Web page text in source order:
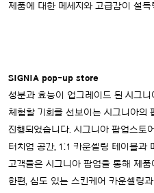
제품에 대한 메세지와 고급감이 설
SIGNIA pop-up store
성분과 효능이 업그레이드 된 시그
체험할 기회를 선보이는 시그니아의
진행되었습니다. 시그니아 팝업스토
터치업 공간, 1:1 카운셀링 테이블과
고객들은 시그니아 팝업을 통해 제
한편, 심도 있는 스킨케어 카운셀링